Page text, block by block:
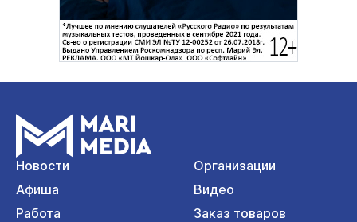
Новости
Организации
Афиша
Видео
Работа
Заказ товаров